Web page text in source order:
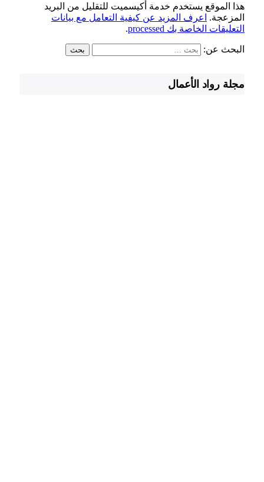
هذا الموقع يستخدم خدمة أكيسميت للتقليل من البريد
المزعجة.
اعرف المزيد عن كيفية التعامل مع بيانات
التعليقات الخاصة بك processed
.
البحث عن:
مجلة رواد الأعمال